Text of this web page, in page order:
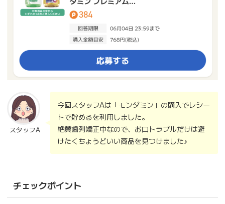
スタッフA
今回スタッフAは「モンダミン」の購入でレシー
トで貯めるを利用しました。
絶賛歯列矯正中なので、お口トラブルだけは避
けたくちょうどいい商品を見つけました♪
チェックポイント